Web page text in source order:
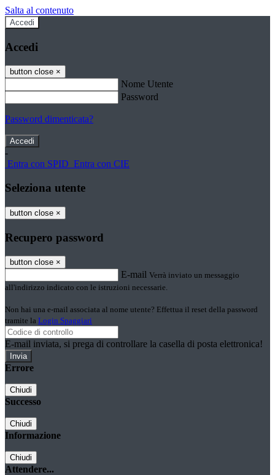
Salta al contenuto
Accedi
Accedi
button close ×
Nome Utente
Password
Password dimenticata?
-
Entra con SPID Entra con CIE
Seleziona utente
button close ×
Recupero password
button close ×
E-mail Verrà inviato un messaggio
all'indirizzo indicato con le istruzioni necessarie.
Non hai una e-mail associata al nome utente? Effettua il reset della password
tramite la Login Spaggiari
E-mail inviata, si prega di controllare la casella di posta elettronica!
Errore
Chiudi
Successo
Chiudi
Informazione
Chiudi
Attendere...